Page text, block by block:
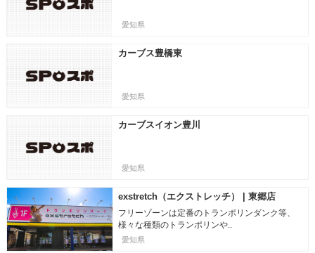
愛知県
カーブス豊橋東
愛知県
カーブスイオン豊川
愛知県
exstretch（エクストレッチ） | 東郷店
フリーゾーンは定番のトランポリンダンク等、
様々な種類のトランポリンや..
愛知県